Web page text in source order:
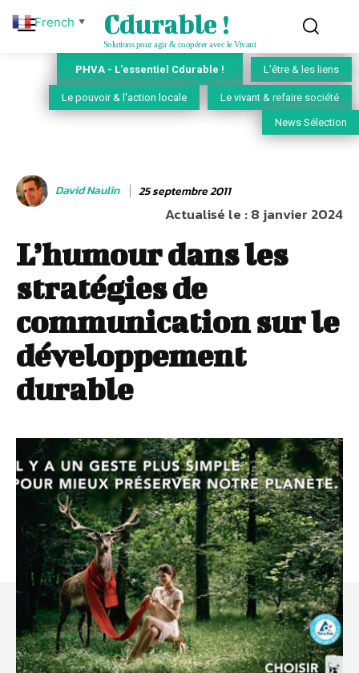
Cdurable !
Solutions pour agir & coopérer avec le Vivant
PHVA - L'essentiel Cdurable ! L'être & les liens
Le pouvoir & l'action locale Le vivant & refaire société
News Sélection
David Naulin 25 septembre 2011
Actualisé le :8 janvier 2024
L’humour dans les
stratégies de
communication sur le
développement
durable
French ▼